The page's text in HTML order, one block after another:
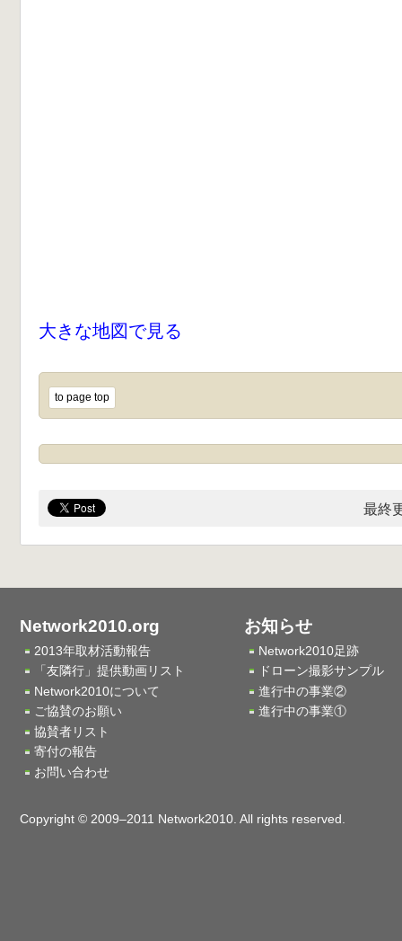
大きな地図で見る
to page top
最終
Network2010.org
2013年取材活動報告
「友隣行」提供動画リスト
Network2010について
ご協賛のお願い
協賛者リスト
寄付の報告
お問い合わせ
お知らせ
Network2010足跡
ドローン撮影サンプル
進行中の事業②
進行中の事業①
Copyright © 2009–2011 Network2010. All rights reserved.